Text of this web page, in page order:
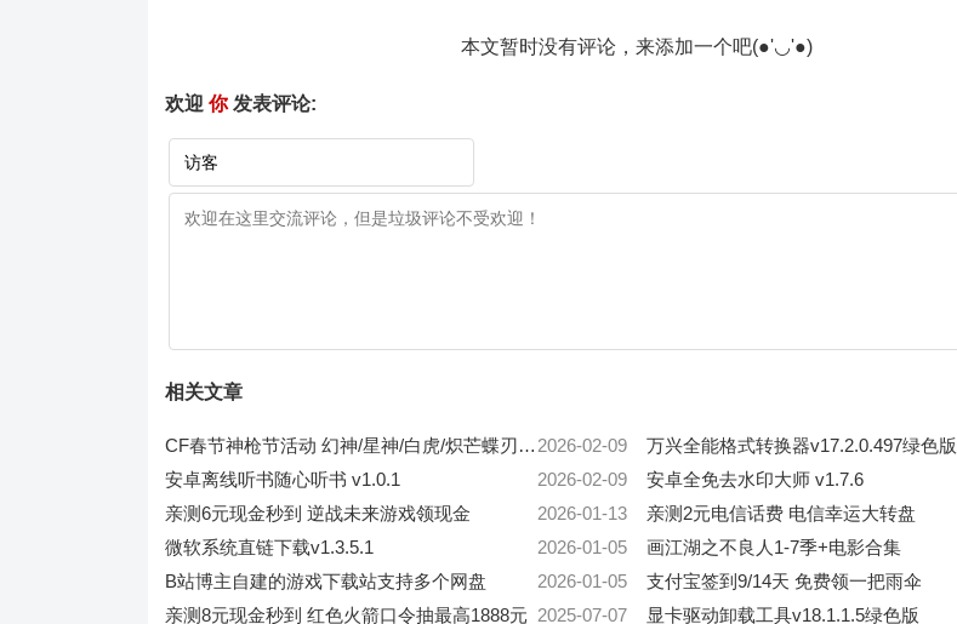
本文暂时没有评论，来添加一个吧(●'◡'●)
欢迎 你发表评论:
相关文章
2026-02-09
CF春节神枪节活动 幻神/星神/白虎/炽芒蝶刃 限时免费体验
万兴全能格式转换器v17.2.0.497绿色版
2026-02-09
安卓离线听书随心听书 v1.0.1
安卓全免去水印大师 v1.7.6
2026-01-13
亲测6元现金秒到 逆战未来游戏领现金
亲测2元电信话费 电信幸运大转盘
2026-01-05
微软系统直链下载v1.3.5.1
画江湖之不良人1-7季+电影合集
2026-01-05
B站博主自建的游戏下载站支持多个网盘
支付宝签到9/14天 免费领一把雨伞
2025-07-07
亲测8元现金秒到 红色火箭口令抽最高1888元 显卡驱动卸载工具v18.1.1.5绿色版